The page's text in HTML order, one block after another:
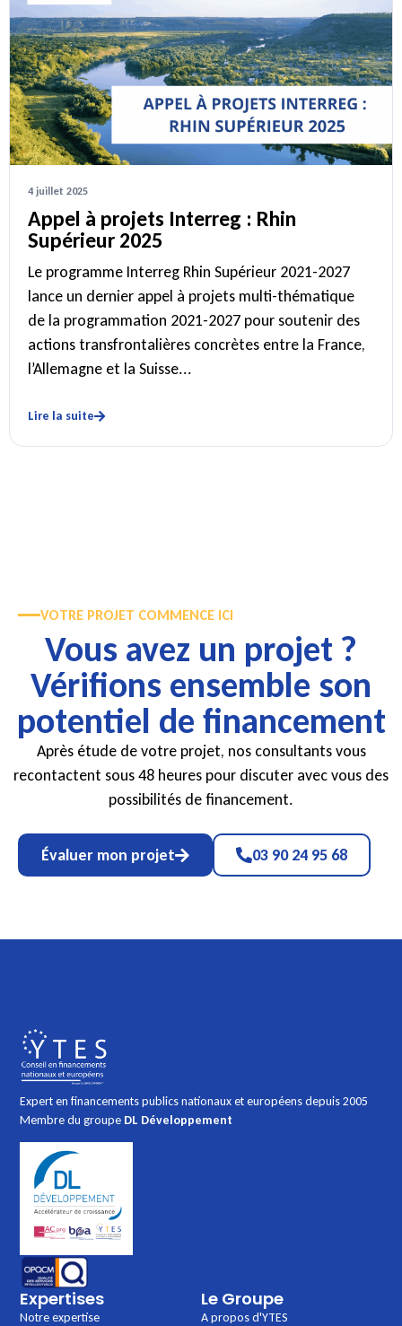
4 juillet 2025
Appel à projets Interreg : Rhin
Supérieur 2025
Le programme Interreg Rhin Supérieur 2021-2027
lance un dernier appel à projets multi-thématique
de la programmation 2021-2027 pour soutenir des
actions transfrontalières concrètes entre la France,
l’Allemagne et la Suisse...
Lire la suite
VOTRE PROJET COMMENCE ICI
Vous avez un projet ?
Vérifions ensemble son
potentiel de financement
Après étude de votre projet, nos consultants vous
recontactent sous 48 heures pour discuter avec vous des
possibilités de financement.
Évaluer mon projet 03 90 24 95 68
Expert en financements publics nationaux et européens depuis 2005
Membre du groupe DL Développement
Expertises
Notre expertise
Le Groupe
A propos d'YTES